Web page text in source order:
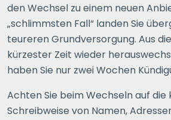
den Wechsel zu einem neuen
„schlimmsten Fall“ landen Sie
teureren Grundversorgung. Aus
kürzester Zeit wieder
haben Sie nur zwei Wochen
Achten Sie beim Wechseln auf
Schreibweise von Namen,